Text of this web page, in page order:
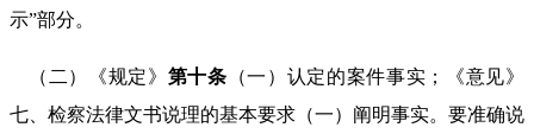
示”部分。
（二）《规定》 第十条 （一）认定的案件事实；《意见》
七、检察法律文书说理的基本要求（一）阐明事实。要准确说